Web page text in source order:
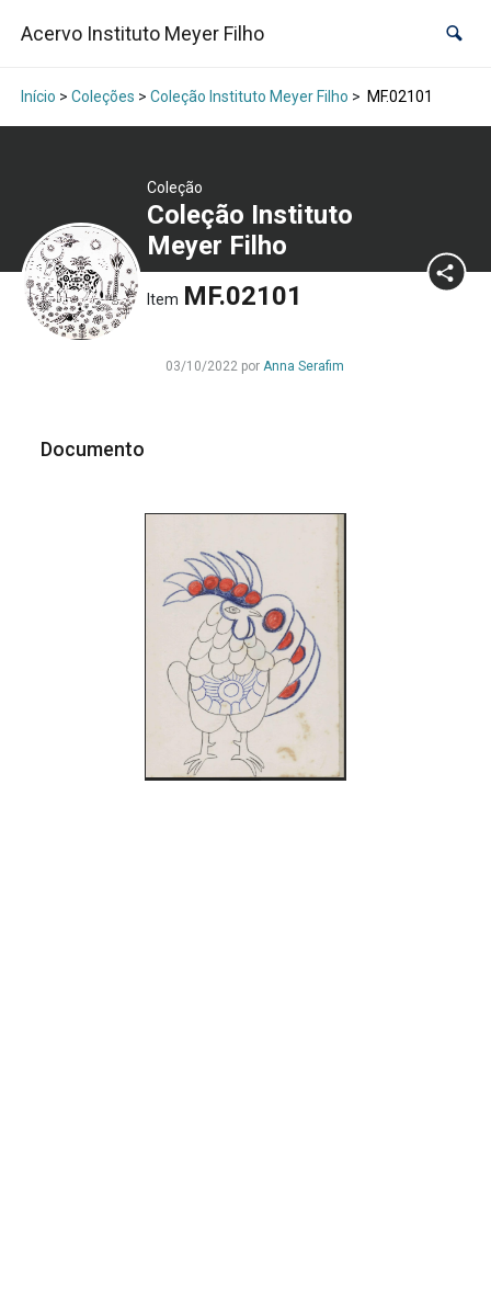
Acervo Instituto Meyer Filho
Início > Coleções > Coleção Instituto Meyer Filho > MF.02101
Coleção
Coleção Instituto
Meyer Filho
Item MF.02101
03/10/2022 por Anna Serafim
Documento